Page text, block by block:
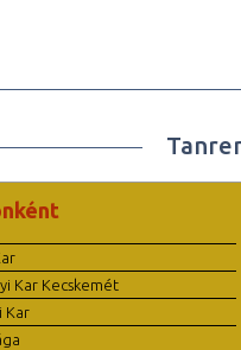
Kar Kecskemét
Kar